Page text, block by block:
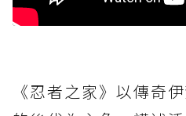
《忍者之家》以傳奇